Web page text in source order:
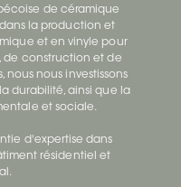
de céramique
la production et
et en vinyle pour
de construction et de
nous nous investissons
durabilité, ainsi que la
et sociale.
d'expertise dans
résidentiel et